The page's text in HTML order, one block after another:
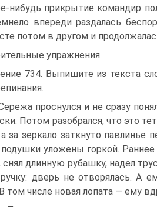
нибудь прикрытие командир
впереди раздалась
потом в другом и
упражнения
734. Выпишите из текста
проснулся и не сразу
Потом разобрался, что это
за зеркало заткнуто
подушки уложены горкой.
снял длинную рубашку, надел
ручку: дверь не отворялась. А
том числе новая лопата — ему